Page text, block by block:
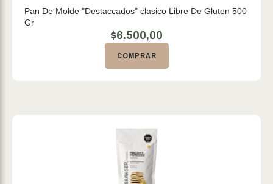
Pan De Molde "Destaccados" clasico Libre De Gluten 500
Gr
$6.500,00
COMPRAR